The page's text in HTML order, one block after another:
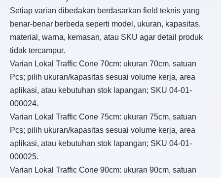
Setiap varian dibedakan berdasarkan field teknis yang
benar-benar berbeda seperti model, ukuran, kapasitas,
material, warna, kemasan, atau SKU agar detail produk
tidak tercampur.
Varian Lokal Traffic Cone 70cm: ukuran 70cm, satuan
Pcs; pilih ukuran/kapasitas sesuai volume kerja, area
aplikasi, atau kebutuhan stok lapangan; SKU 04-01-
000024.
Varian Lokal Traffic Cone 75cm: ukuran 75cm, satuan
Pcs; pilih ukuran/kapasitas sesuai volume kerja, area
aplikasi, atau kebutuhan stok lapangan; SKU 04-01-
000025.
Varian Lokal Traffic Cone 90cm: ukuran 90cm, satuan